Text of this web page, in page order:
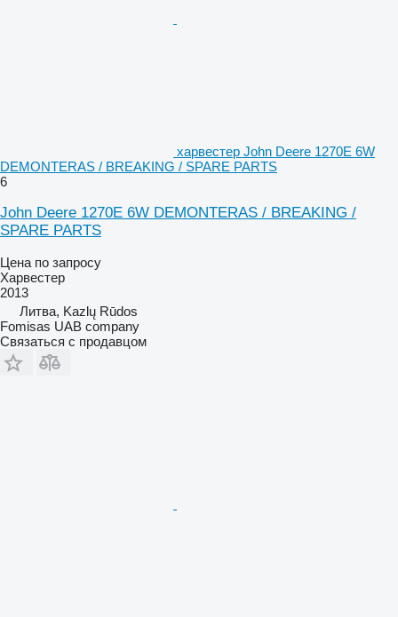
харвестер John Deere 1270E 6W
DEMONTERAS / BREAKING / SPARE PARTS
6
John Deere 1270E 6W DEMONTERAS / BREAKING /
SPARE PARTS
Цена по запросу
Харвестер
2013
Литва, Kazlų Rūdos
Fomisas UAB company
Связаться с продавцом